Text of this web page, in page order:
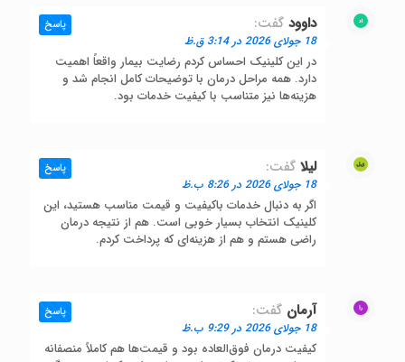
داوود گفت:
18 جولای 2026 در 3:14 ق.ظ
در این کلینیک احساس کردم رضایت بیمار واقعاً اهمیت
دارد. همه مراحل درمان با توضیحات کامل انجام شد و
هزینه‌ها نیز متناسب با کیفیت خدمات بود.
پاسخ
لیلا گفت:
18 جولای 2026 در 8:26 ب.ظ
اگر به دنبال خدمات باکیفیت و قیمت مناسب هستید، این
کلینیک انتخاب بسیار خوبی است. هم از نتیجه درمان
راضی هستم و هم از هزینه‌ای که پرداخت کردم.
پاسخ
آرمان گفت:
18 جولای 2026 در 9:29 ب.ظ
کیفیت درمان فوق‌العاده بود و قیمت‌ها هم کاملاً منصفانه
پاسخ